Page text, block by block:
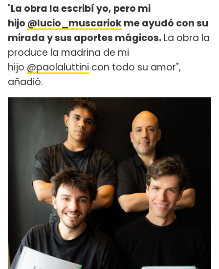
"La obra la escribí yo, pero mi
hijo @lucio_muscariokme ayudó con su
mirada y sus aportes mágicos. La obra la
produce la madrina de mi
hijo @paolaluttini con todo su amor",
añadió.